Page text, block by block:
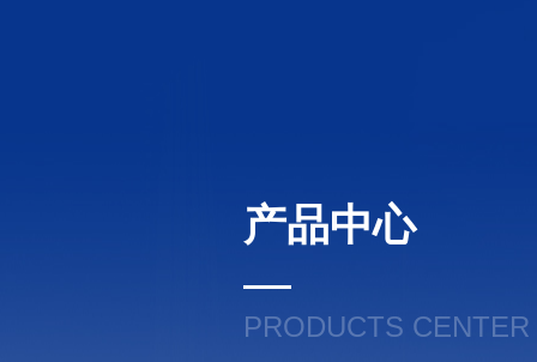
产品中心
PRODUCTS CENTER